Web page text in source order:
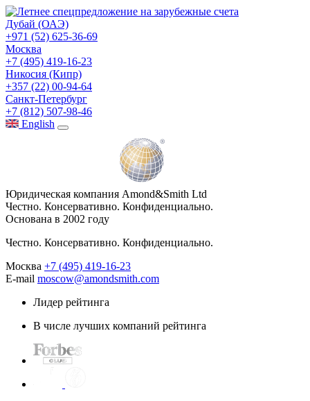
Дубай (ОАЭ)
+971 (52) 625-36-69
Москва
+7 (495) 419-16-23
Никосия (Кипр)
+357 (22) 00-94-64
Санкт-Петербург
+7 (812) 507-98-46
English
Юридическая компания Amond&Smith Ltd
Честно. Консервативно. Конфиденциально.
Основана в 2002 году
Честно. Консервативно. Конфиденциально.
Москва +7 (495) 419-16-23
E-mail moscow@amondsmith.com
Лидер рейтинга
В числе лучших компаний рейтинга